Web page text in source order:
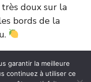
doux sur la
bords de la
un peu
pour
garantir la meilleure
continuez à utiliser ce